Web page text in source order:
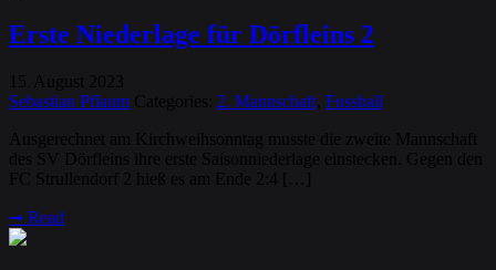
Erste Niederlage für Dörfleins 2
15 August
2023
Sebastian Pflaum Categories: 2. Mannschaft Fussball
Ausgerechnet am Kirchweihsonntag musste die zweite Mannschaft
des SV Dörfleins ihre erste Saisonniederlage einstecken. Gegen den
FC Strullendorf 2 hieß es am Ende 2:4 […]
➞ Read